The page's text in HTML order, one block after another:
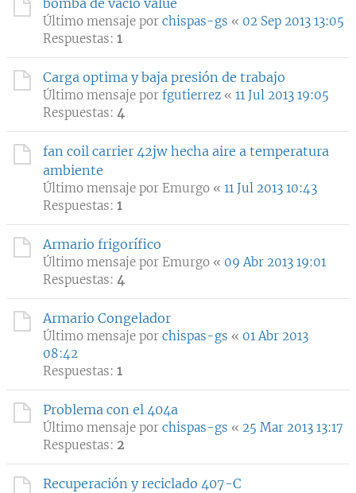
bomba de vacio value
Último mensaje por chispas-gs « 02 Sep 2013 13:05
Respuestas: 1
Carga optima y baja presión de trabajo
Último mensaje por fgutierrez « 11 Jul 2013 19:05
Respuestas: 4
fan coil carrier 42jw hecha aire a temperatura
ambiente
Último mensaje por Emurgo « 11 Jul 2013 10:43
Respuestas: 1
Armario frigorífico
Último mensaje por Emurgo « 09 Abr 2013 19:01
Respuestas: 4
Armario Congelador
Último mensaje por chispas-gs « 01 Abr 2013
08:42
Respuestas: 1
Problema con el 404a
Último mensaje por chispas-gs « 25 Mar 2013 13:17
Respuestas: 2
Recuperación y reciclado 407-C